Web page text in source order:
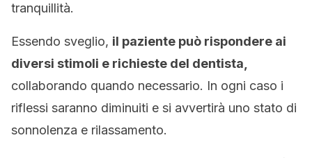
tranquillità.
Essendo sveglio, il paziente può rispondere ai
diversi stimoli e richieste del dentista,
collaborando quando necessario. In ogni caso i
riflessi saranno diminuiti e si avvertirà uno stato di
sonnolenza e rilassamento.